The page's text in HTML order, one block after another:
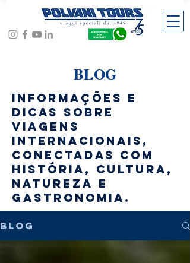
BLOG
Informações e
dicas sobre
viagens
internacionais,
conectadas com
história, cultura,
natureza e
gastronomia.
BLOG